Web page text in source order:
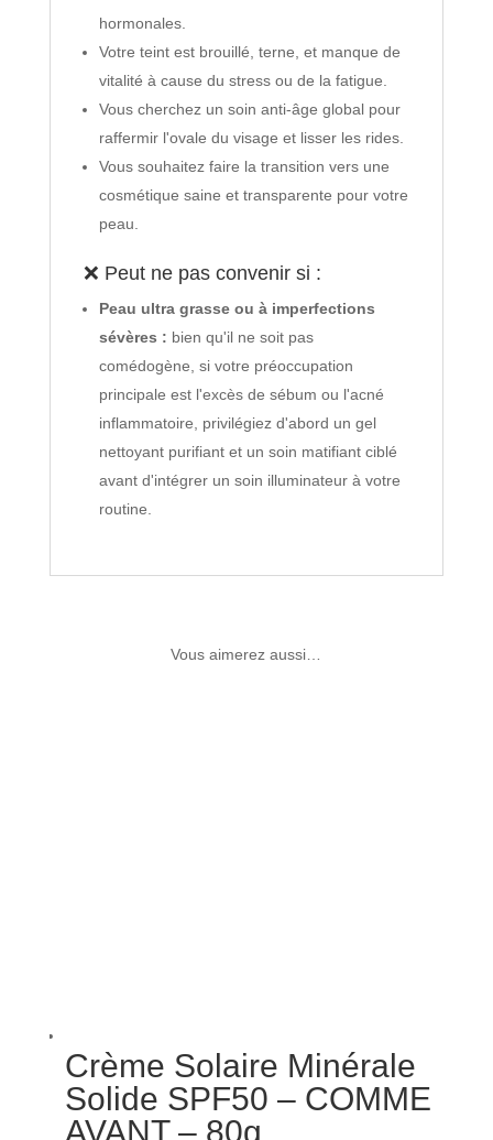
hormonales.
Votre teint est brouillé, terne, et manque de
vitalité à cause du stress ou de la fatigue.
Vous cherchez un soin anti-âge global pour
raffermir l'ovale du visage et lisser les rides.
Vous souhaitez faire la transition vers une
cosmétique saine et transparente pour votre
peau.
❌ Peut ne pas convenir si :
Peau ultra grasse ou à imperfections
sévères : bien qu'il ne soit pas
comédogène, si votre préoccupation
principale est l'excès de sébum ou l'acné
inflammatoire, privilégiez d'abord un gel
nettoyant purifiant et un soin matifiant ciblé
avant d'intégrer un soin illuminateur à votre
routine.
Vous aimerez aussi…
Crème Solaire Minérale
Solide SPF50 – COMME
AVANT – 80g